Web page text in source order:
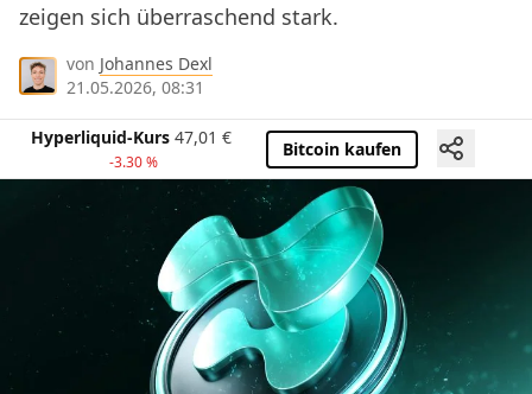
zeigen sich überraschend stark.
von Johannes Dexl
21.05.2026, 08:31
Hyperliquid-Kurs 47,01 €
-3.30 %
Bitcoin kaufen